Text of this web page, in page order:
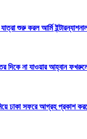
শুরু করল আর্মি
দিকে না যাওয়ার আহ্বান
ঢাকা সফরে আগ্রহ প্রকাশ